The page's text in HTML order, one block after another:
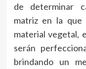
de determinar
matriz en la que
material vegetal,
serán
brindando un